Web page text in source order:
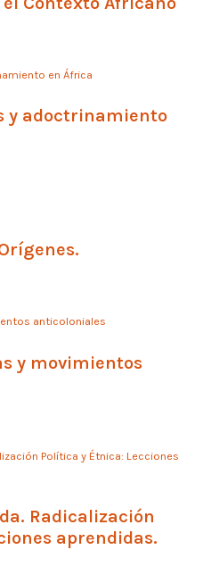
y adoctrinamiento
y movimientos
Radicalización
aprendidas.